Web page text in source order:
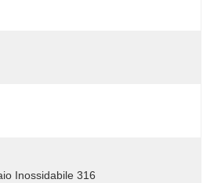
Inossidabile 316